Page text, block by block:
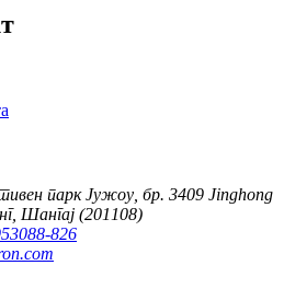
парк Јужоу, бр. 3409 Jinghong
Шангај (201108)
826